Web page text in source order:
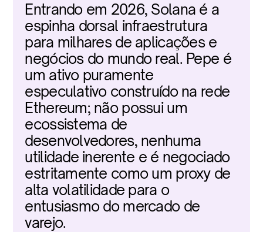
Entrando em 2026, Solana é a
espinha dorsal infraestrutura
para milhares de aplicações e
negócios do mundo real. Pepe é
um ativo puramente
especulativo construído na rede
Ethereum; não possui um
ecossistema de
desenvolvedores, nenhuma
utilidade inerente e é negociado
estritamente como um proxy de
alta volatilidade para o
entusiasmo do mercado de
varejo.